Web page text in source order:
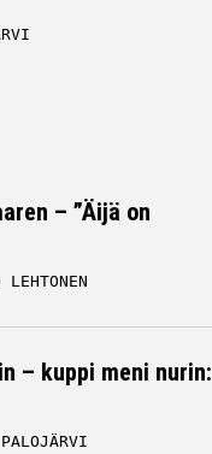
– ”Äijä on
LEHTONEN
– kuppi meni nurin: